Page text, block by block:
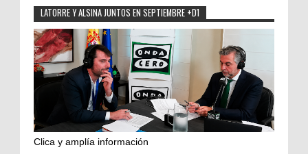
LATORRE Y ALSINA JUNTOS EN SEPTIEMBRE +D1
Clica y amplía información